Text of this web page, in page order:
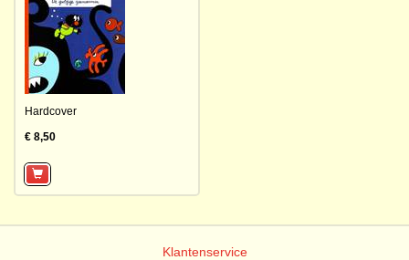
Hardcover
€ 8,50
Klantenservice